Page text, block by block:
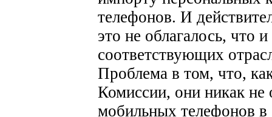
телефонов. И
это не облагалось, что
соответствующих
Проблема в том, что,
Комиссии, они никак не
мобильных телефонов